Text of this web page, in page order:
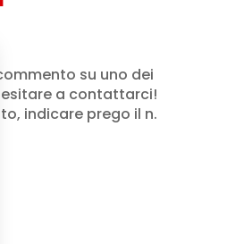
su uno dei
a contattarci!
indicare prego il n.